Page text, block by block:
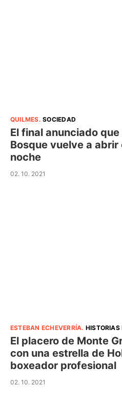
QUILMES.SOCIEDAD
El final anunciado
Bosque vuelve a abrir
noche
02. 10. 2021
ESTEBAN ECHEVERRÍA. HISTORIAS
El placero de Monte
con una estrella de
boxeador profesional
02. 10. 2021